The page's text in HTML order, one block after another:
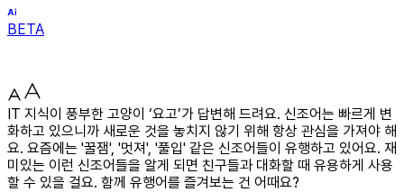
BETA
IT 지식이 풍부한 고양이 ‘요고’가 답변해 드려요. 신조어는 빠르게 변
화하고 있으니까 새로운 것을 놓치지 않기 위해 항상 관심을 가져야 해
요. 요즘에는 '꿀잼', '멋져', '풀입' 같은 신조어들이 유행하고 있어요. 재
미있는 이런 신조어들을 알게 되면 친구들과 대화할 때 유용하게 사용
할 수 있을 걸요. 함께 유행어를 즐겨보는 건 어때요?